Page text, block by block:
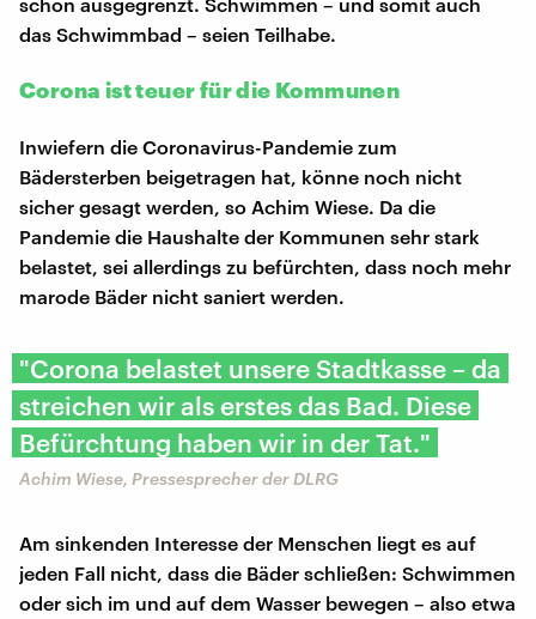
das Schwimmbad – seien Teilhabe.
Corona ist teuer für die Kommunen
Inwiefern die Coronavirus-Pandemie zum
Bädersterben beigetragen hat, könne noch nicht
sicher gesagt werden, so Achim Wiese. Da die
Pandemie die Haushalte der Kommunen sehr stark
belastet, sei allerdings zu befürchten, dass noch mehr
marode Bäder nicht saniert werden.
"Corona belastet unsere Stadtkasse – da
streichen wir als erstes das Bad. Diese
Befürchtung haben wir in der Tat."
Achim Wiese, Pressesprecher der DLRG
Am sinkenden Interesse der Menschen liegt es auf
jeden Fall nicht, dass die Bäder schließen: Schwimmen
oder sich im und auf dem Wasser bewegen – also etwa